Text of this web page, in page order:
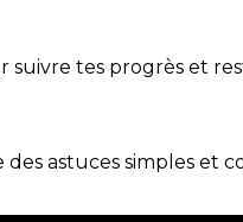
tes progrès et
astuces simples et